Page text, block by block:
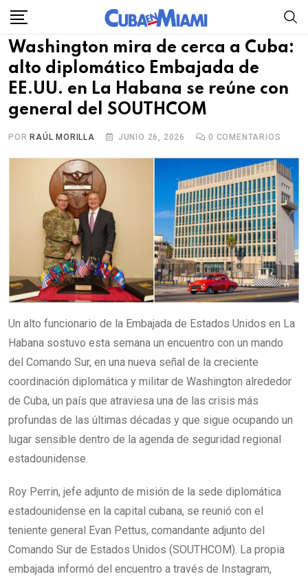
Skip
content
Washington mira de cerca a Cuba:
alto diplomático Embajada de
EE.UU. en La Habana se reúne con
general del SOUTHCOM
POR RAÚL MORILLA JUNIO 26, 2026 0 COMENTARIOS
Un alto funcionario de la Embajada de Estados Unidos en La
Habana sostuvo esta semana un encuentro con un mando
del Comando Sur, en una nueva señal de la creciente
coordinación diplomática y militar de Washington alrededor
de Cuba, un país que atraviesa una de las crisis más
profundas de las últimas décadas y que sigue ocupando un
lugar sensible dentro de la agenda de seguridad regional
estadounidense.
Roy Perrin, jefe adjunto de misión de la sede diplomática
estadounidense en la capital cubana, se reunió con el
teniente general Evan Pettus, comandante adjunto del
Comando Sur de Estados Unidos (SOUTHCOM). La propia
embajada informó del encuentro a través de Instagram,